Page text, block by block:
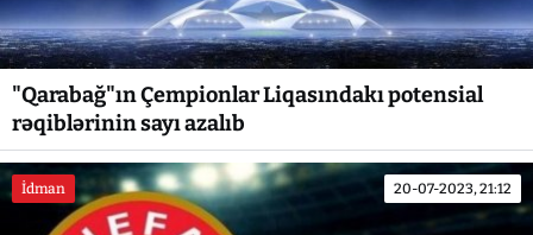
"Qarabağ"ın Çempionlar Liqasındakı potensial
rəqiblərinin sayı azalıb
İdman 20-07-2023, 21:12